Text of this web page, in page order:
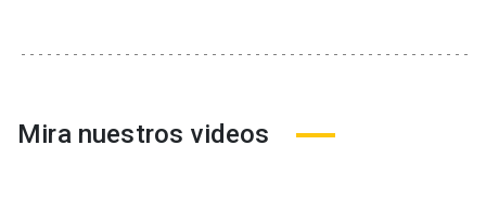
Mira nuestros videos